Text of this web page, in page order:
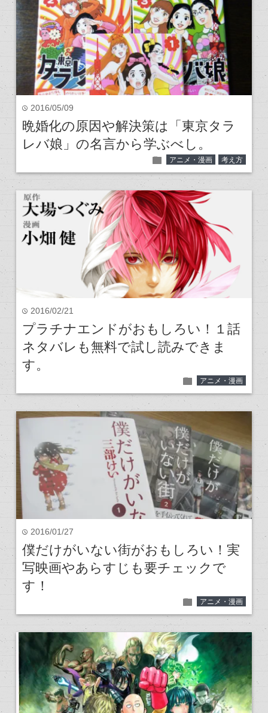
time 2016/05/09
晩婚化の原因や解決策は「東京タラ
レバ娘」の名言から学ぶべし。
folder アニメ・漫画 考え方
time 2016/02/21
プラチナエンドがおもしろい！１話
ネタバレも無料で試し読みできま
す。
folder アニメ・漫画
time 2016/01/27
僕だけがいない街がおもしろい！実
写映画やあらすじも要チェックで
す！
folder アニメ・漫画